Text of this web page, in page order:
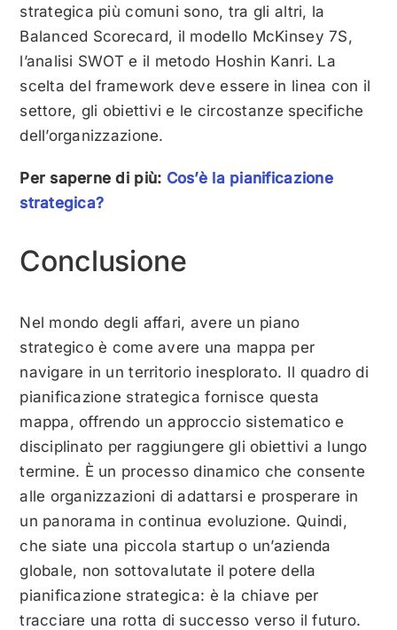
strategica più comuni sono, tra gli altri, la
Balanced Scorecard, il modello McKinsey 7S,
l’analisi SWOT e il metodo Hoshin Kanri. La
scelta del framework deve essere in linea con il
settore, gli obiettivi e le circostanze specifiche
dell’organizzazione.
Per saperne di più: Cos’è la pianificazione
strategica?
Conclusione
Nel mondo degli affari, avere un piano
strategico è come avere una mappa per
navigare in un territorio inesplorato. Il quadro di
pianificazione strategica fornisce questa
mappa, offrendo un approccio sistematico e
disciplinato per raggiungere gli obiettivi a lungo
termine. È un processo dinamico che consente
alle organizzazioni di adattarsi e prosperare in
un panorama in continua evoluzione. Quindi,
che siate una piccola startup o un’azienda
globale, non sottovalutate il potere della
pianificazione strategica: è la chiave per
tracciare una rotta di successo verso il futuro.